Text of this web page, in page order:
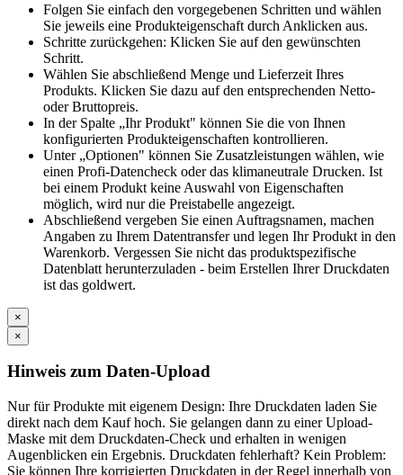
Folgen Sie einfach den vorgegebenen Schritten und wählen
Sie jeweils eine Produkteigenschaft durch Anklicken aus.
Schritte zurückgehen: Klicken Sie auf den gewünschten
Schritt.
Wählen Sie abschließend Menge und Lieferzeit Ihres
Produkts. Klicken Sie dazu auf den entsprechenden Netto-
oder Bruttopreis.
In der Spalte „Ihr Produkt" können Sie die von Ihnen
konfigurierten Produkteigenschaften kontrollieren.
Unter „Optionen" können Sie Zusatzleistungen wählen, wie
einen Profi-Datencheck oder das klimaneutrale Drucken. Ist
bei einem Produkt keine Auswahl von Eigenschaften
möglich, wird nur die Preistabelle angezeigt.
Abschließend vergeben Sie einen Auftragsnamen, machen
Angaben zu Ihrem Datentransfer und legen Ihr Produkt in den
Warenkorb. Vergessen Sie nicht das produktspezifische
Datenblatt herunterzuladen - beim Erstellen Ihrer Druckdaten
ist das goldwert.
×
×
Hinweis zum Daten-Upload
Nur für Produkte mit eigenem Design: Ihre Druckdaten laden Sie
direkt nach dem Kauf hoch. Sie gelangen dann zu einer Upload-
Maske mit dem Druckdaten-Check und erhalten in wenigen
Augenblicken ein Ergebnis. Druckdaten fehlerhaft? Kein Problem:
Sie können Ihre korrigierten Druckdaten in der Regel innerhalb von